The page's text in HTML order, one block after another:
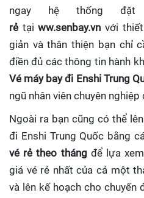
ngay hệ thống
rẻ tạiww.senbay.vn với
giản và thân thiện bạn chỉ
điền đủ các thông tin hành
Vé máy bay đi Enshi Trung
ngũ nhân viên chuyên
Ngoài ra bạn cũng có thể
đi Enshi Trung Quốc bằng
vé rẻ theo tháng để lựa
giá vé rẻ nhất của cả một
và lên kế hoạch cho chuyến